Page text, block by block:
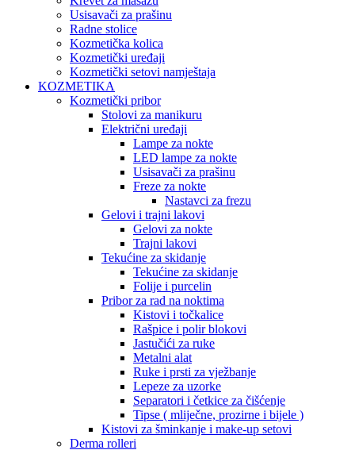
Usisavači za prašinu
Radne stolice
Kozmetička kolica
Kozmetički uređaji
Kozmetički setovi namještaja
KOZMETIKA
Kozmetički pribor
Stolovi za manikuru
Električni uređaji
Lampe za nokte
LED lampe za nokte
Usisavači za prašinu
Freze za nokte
Nastavci za frezu
Gelovi i trajni lakovi
Gelovi za nokte
Trajni lakovi
Tekućine za skidanje
Tekućine za skidanje
Folije i purcelin
Pribor za rad na noktima
Kistovi i točkalice
Rašpice i polir blokovi
Jastučići za ruke
Metalni alat
Ruke i prsti za vježbanje
Lepeze za uzorke
Separatori i četkice za čišćenje
Tipse ( mliječne, prozirne i bijele )
Kistovi za šminkanje i make-up setovi
Derma rolleri